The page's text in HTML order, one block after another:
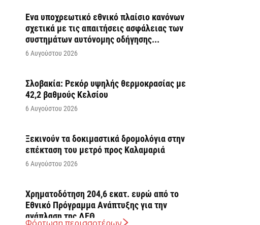
Ένα υποχρεωτικό εθνικό πλαίσιο κανόνων
σχετικά με τις απαιτήσεις ασφάλειας των
συστημάτων αυτόνομης οδήγησης...
6 Αυγούστου 2026
Σλοβακία: Ρεκόρ υψηλής θερμοκρασίας με
42,2 βαθμούς Κελσίου
6 Αυγούστου 2026
Ξεκινούν τα δοκιμαστικά δρομολόγια στην
επέκταση του μετρό προς Καλαμαριά
6 Αυγούστου 2026
Χρηματοδότηση 204,6 εκατ. ευρώ από το
Εθνικό Πρόγραμμα Ανάπτυξης για την
ανάπλαση της ΔΕΘ